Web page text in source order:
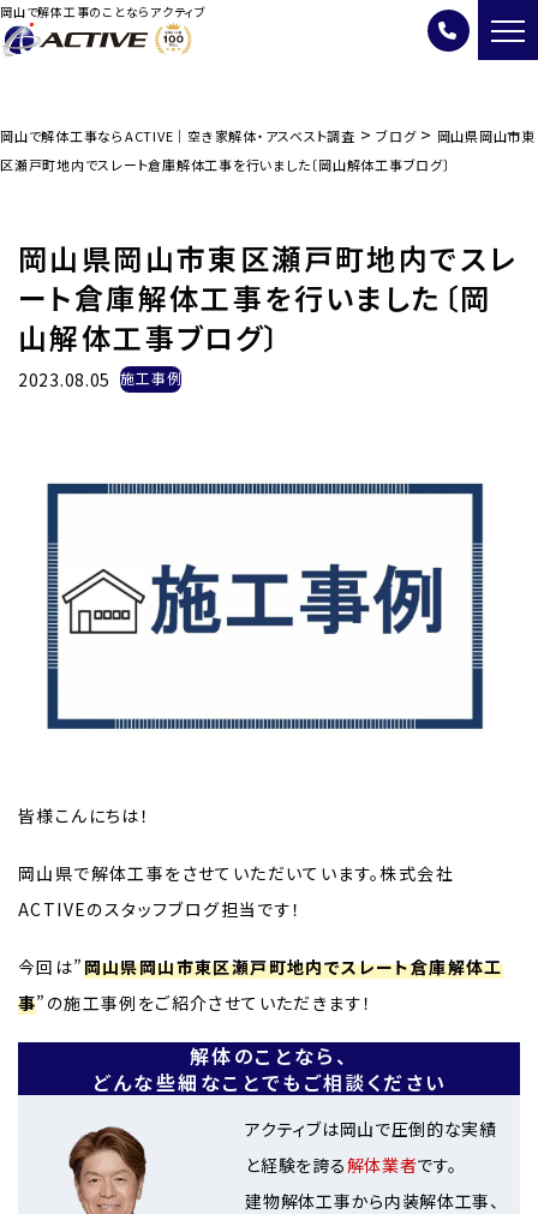
岡山で解体工事のことならアクティブ
岡山で解体工事ならACTIVE｜空き家解体・アスベスト調査 > ブログ> 岡山県岡山市東
区瀬戸町地内でスレート倉庫解体工事を行いました〔岡山解体工事ブログ〕
岡山県岡山市東区瀬戸町地内でスレ
ート倉庫解体工事を行いました〔岡
山解体工事ブログ〕
2023.08.05 施工事例
皆様こんにちは！
岡山県で解体工事をさせていただいています。株式会社
ACTIVEのスタッフブログ担当です！
今回は”岡山県岡山市東区瀬戸町地内でスレート倉庫解体工
事”の施工事例をご紹介させていただきます！
解体のことなら、
どんな些細なことでもご相談ください
アクティブは岡山で圧倒的な実績
と経験を誇る解体業者です。
建物解体工事から内装解体工事、